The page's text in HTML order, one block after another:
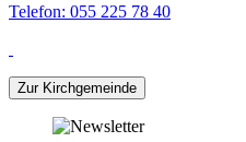
Telefon: 055 225 78 40
Zur Kirchgemeinde